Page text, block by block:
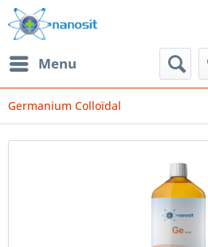
Menu
Germanium Colloïdal